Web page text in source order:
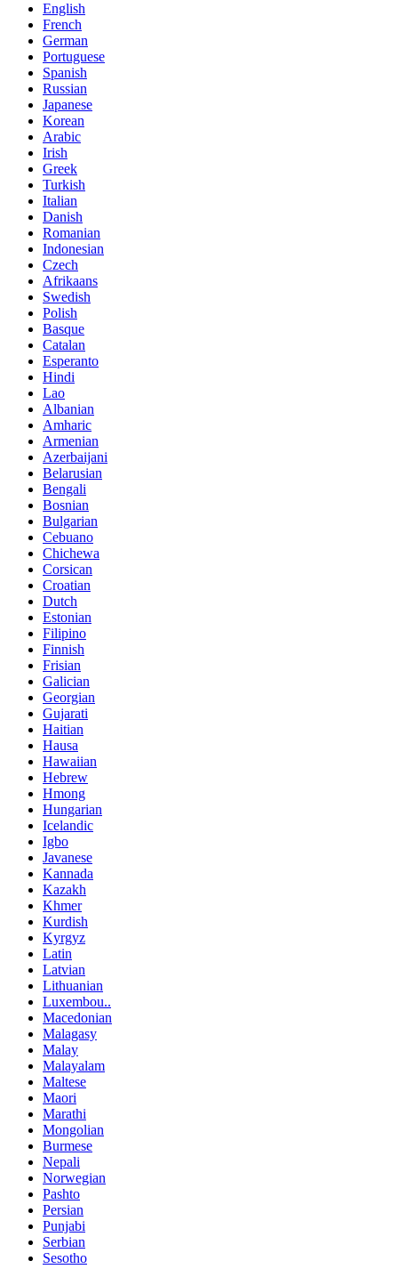
English
French
German
Portuguese
Spanish
Russian
Japanese
Korean
Arabic
Irish
Greek
Turkish
Italian
Danish
Romanian
Indonesian
Czech
Afrikaans
Swedish
Polish
Basque
Catalan
Esperanto
Hindi
Lao
Albanian
Amharic
Armenian
Azerbaijani
Belarusian
Bengali
Bosnian
Bulgarian
Cebuano
Chichewa
Corsican
Croatian
Dutch
Estonian
Filipino
Finnish
Frisian
Galician
Georgian
Gujarati
Haitian
Hausa
Hawaiian
Hebrew
Hmong
Hungarian
Icelandic
Igbo
Javanese
Kannada
Kazakh
Khmer
Kurdish
Kyrgyz
Latin
Latvian
Lithuanian
Luxembou..
Macedonian
Malagasy
Malay
Malayalam
Maltese
Maori
Marathi
Mongolian
Burmese
Nepali
Norwegian
Pashto
Persian
Punjabi
Serbian
Sesotho